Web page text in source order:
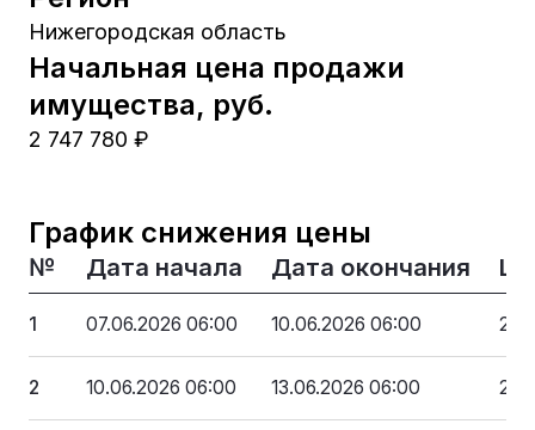
Нижегородская область
Начальная цена продажи
имущества, руб.
2 747 780 ₽
График снижения цены
№ Дата начала Дата окончания
1 07.06.2026 06:00 10.06.2026 06:00 2
2 10.06.2026 06:00 13.06.2026 06:00 2